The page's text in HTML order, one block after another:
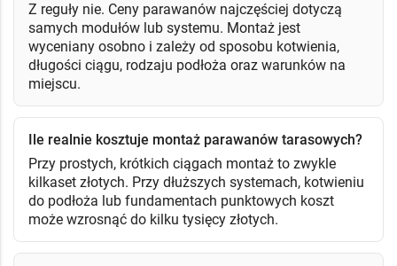
Z reguły nie. Ceny parawanów najczęściej dotyczą
samych modułów lub systemu. Montaż jest
wyceniany osobno i zależy od sposobu kotwienia,
długości ciągu, rodzaju podłoża oraz warunków na
miejscu.
Ile realnie kosztuje montaż parawanów tarasowych?
Przy prostych, krótkich ciągach montaż to zwykle
kilkaset złotych. Przy dłuższych systemach, kotwieniu
do podłoża lub fundamentach punktowych koszt
może wzrosnąć do kilku tysięcy złotych.